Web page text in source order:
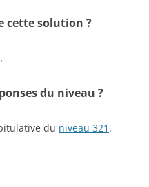
cette solution ?
.
du niveau ?
du niveau 321 .